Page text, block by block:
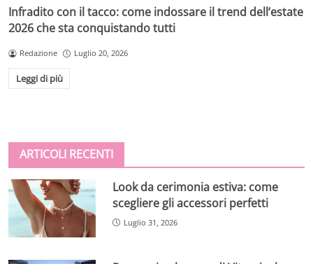
Infradito con il tacco: come indossare il trend dell’estate
2026 che sta conquistando tutti
Redazione Luglio 20, 2026
Leggi di più
ARTICOLI RECENTI
Look da cerimonia estiva: come
scegliere gli accessori perfetti
Luglio 31, 2026